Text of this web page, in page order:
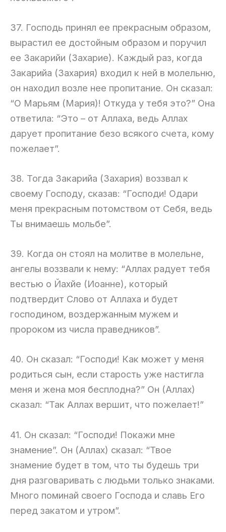
37. Господь принял ее прекрасным образом,
вырастил ее достойным образом и поручил
ее Закарийи (Захарие). Каждый раз, когда
Закарийа (Захария) входил к ней в молельню,
он находил возле нее пропитание. Он сказал:
“О Марьям (Мария)! Откуда у тебя это?” Она
ответила: “Это – от Аллаха, ведь Аллах
дарует пропитание безо всякого счета, кому
пожелает”.
38. Тогда Закарийа (Захария) воззвал к
своему Господу, сказав: “Господи! Одари
меня прекрасным потомством от Себя, ведь
Ты внимаешь мольбе”.
39. Когда он стоял на молитве в молельне,
ангелы воззвали к нему: “Аллах радует тебя
вестью о Йахйе (Иоанне), который
подтвердит Слово от Аллаха и будет
господином, воздержанным мужем и
пророком из числа праведников”.
40. Он сказал: “Господи! Как может у меня
родиться сын, если старость уже настигла
меня и жена моя бесплодна?” Он (Аллах)
сказал: “Так Аллах вершит, что пожелает!”
41. Он сказал: “Господи! Покажи мне
знамение”. Он (Аллах) сказал: “Твое
знамение будет в том, что ты будешь три
дня разговаривать с людьми только знаками.
Много поминай своего Господа и славь Его
перед закатом и утром”.